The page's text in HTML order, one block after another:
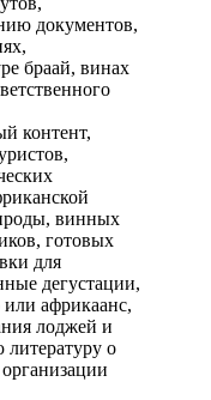
документов,
браай, винах
контент,
винных
готовых
для
дегустации,
африкаанс,
лоджей и
литературу о